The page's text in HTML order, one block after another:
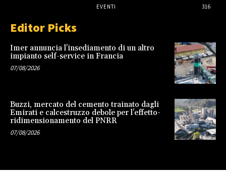
EVENTI
316
Editor Picks
Imer annuncia l’insediamento di un altro
impianto self-service in Francia
07/08/2026
Buzzi, mercato del cemento trainato dagli
Emirati e calcestruzzo debole per l’effetto-
ridimensionamento del PNRR
07/08/2026